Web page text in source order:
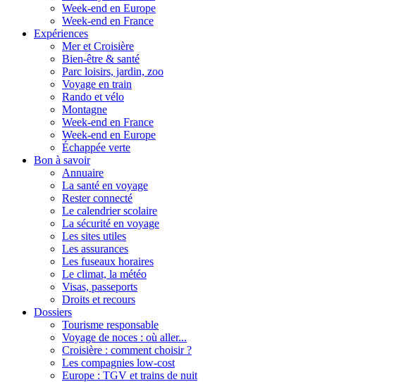
Week-end en Europe
Week-end en France
Expériences
Mer et Croisière
Bien-être & santé
Parc loisirs, jardin, zoo
Voyage en train
Rando et vélo
Montagne
Week-end en France
Week-end en Europe
Échappée verte
Bon à savoir
Annuaire
La santé en voyage
Rester connecté
Le calendrier scolaire
La sécurité en voyage
Les sites utiles
Les assurances
Les fuseaux horaires
Le climat, la météo
Visas, passeports
Droits et recours
Dossiers
Tourisme responsable
Voyage de noces : où aller...
Croisière : comment choisir ?
Les compagnies low-cost
Europe : TGV et trains de nuit